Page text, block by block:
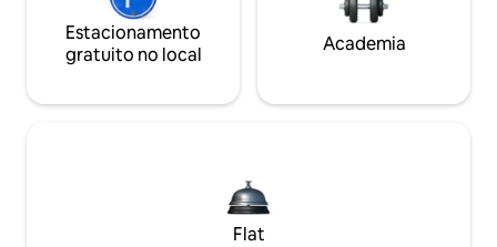
Estacionamento
gratuito no local
Academia
Flat